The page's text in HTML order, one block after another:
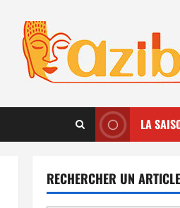
LA
RECHERCHER UN ARTICLE